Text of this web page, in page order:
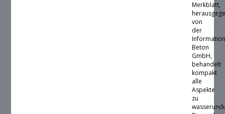
Merkblatt,
von
der
Beton
GmbH,
behandelt
kompakt
alle
Aspekte
zu